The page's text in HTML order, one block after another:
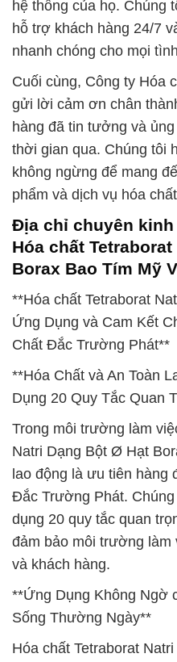
hệ thống của họ. Chúng
hỗ trợ khách hàng 24/7
nhanh chóng cho mọi
Cuối cùng, Công ty Hóa
gửi lời cảm ơn chân
hàng đã tin tưởng và
thời gian qua. Chúng tôi
không ngừng để mang
phẩm và dịch vụ hóa
Địa chỉ chuyên
Hóa chất
Borax Bao Tím Mỹ
**Hóa chất Tetraborat
Ứng Dụng và Cam Kết
Chất Đắc Trường Phát**
**Hóa Chất và An Toàn
Dụng 20 Quy Tắc Quan
Trong môi trường làm
Natri Dạng Bột Ø Hạt
lao động là ưu tiên hàng
Đắc Trường Phát.
dụng 20 quy tắc quan
đảm bảo môi trường làm
và khách hàng.
**Ứng Dụng Không Ngờ
Sống Thường Ngày**
Hóa chất Tetraborat